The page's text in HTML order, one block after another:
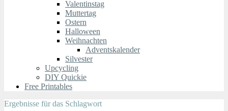
Valentinstag
Muttertag
Ostern
Halloween
Weihnachten
Adventskalender
Silvester
Upcycling
DIY Quickie
Free Printables
Ergebnisse für das Schlagwort